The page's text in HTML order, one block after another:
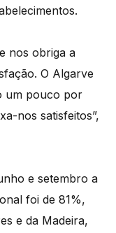
nos obriga a
O Algarve
um pouco por
nos satisfeitos”,
e setembro a
foi de 81%,
e da Madeira,